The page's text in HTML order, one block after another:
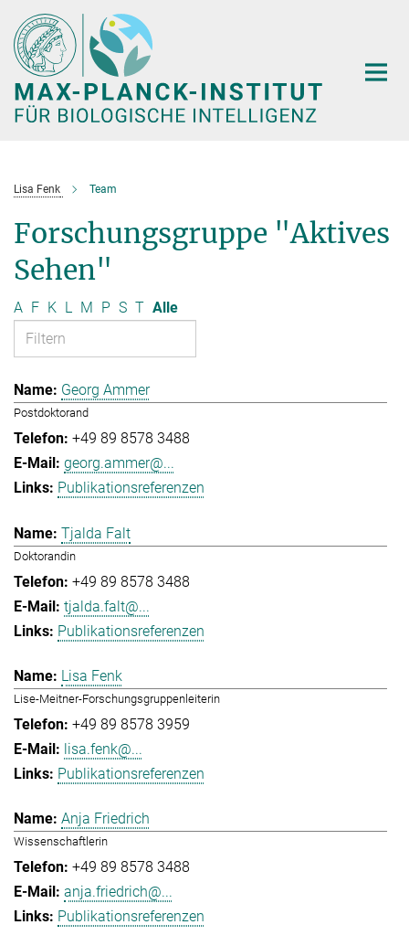
Hauptinhalt
Lisa Fenk Team
Forschungsgruppe "Aktives
Sehen"
A F K L M P S T Alle
Georg Ammer
Postdoktorand
+49 89 8578 3488
georg.ammer@...
Publikationsreferenzen
Tjalda Falt
Doktorandin
+49 89 8578 3488
tjalda.falt@...
Publikationsreferenzen
Lisa Fenk
Lise-Meitner-Forschungsgruppenleiterin
+49 89 8578 3959
lisa.fenk@...
Publikationsreferenzen
Anja Friedrich
Wissenschaftlerin
+49 89 8578 3488
anja.friedrich@...
Publikationsreferenzen